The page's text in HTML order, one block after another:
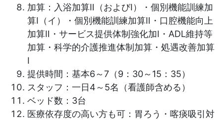
加算：入浴加算Ⅱ（およびⅠ）・個別機能訓練加
算Ⅰ（イ）・個別機能訓練加算Ⅱ・口腔機能向上
加算Ⅱ・サービス提供体制強化加I・ADL維持等
加算・科学的介護推進体制加算・処遇改善加算
Ⅰ
提供時間：基本6～7（9：30～15：35）
スタッフ：一日4～5名（看護師含める）
ベッド数：3台
医療依存度の高い方も可：胃ろう・喀痰吸引対